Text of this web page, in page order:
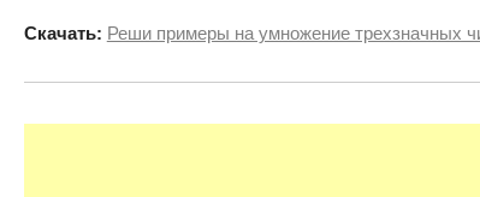
Скачать: Реши примеры на умножение трехзначных